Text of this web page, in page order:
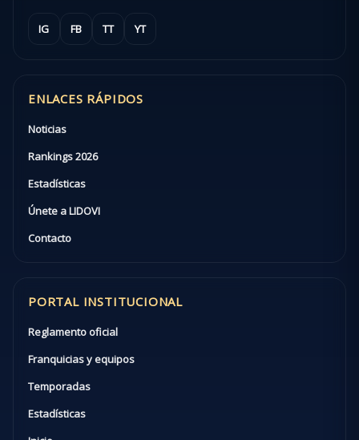
IG FB TT YT
ENLACES RÁPIDOS
Noticias
Rankings 2026
Estadísticas
Únete a LIDOVI
Contacto
PORTAL INSTITUCIONAL
Reglamento oficial
Franquicias y equipos
Temporadas
Estadísticas